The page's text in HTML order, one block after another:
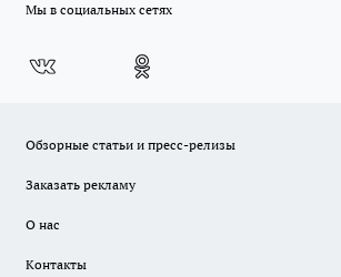
Мы в социальных сетях
Обзорные статьи и пресс-релизы
Заказать рекламу
О нас
Контакты